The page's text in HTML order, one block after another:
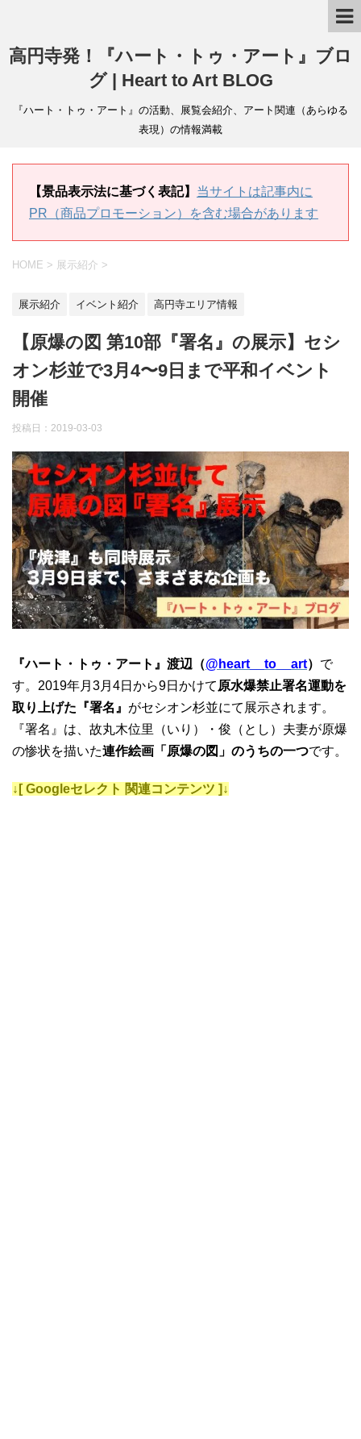
高円寺発！『ハート・トゥ・アート』ブロ
グ | Heart to Art BLOG
『ハート・トゥ・アート』の活動、展覧会紹介、アート関連（あらゆる
表現）の情報満載
【景品表示法に基づく表記】 当サイトは記事内に
PR（商品プロモーション）を含む場合があります
HOME > 展示紹介 >
展示紹介 イベント紹介 高円寺エリア情報
【原爆の図 第10部『署名』の展示】セシ
オン杉並で3月4〜9日まで平和イベント
開催
投稿日： 2019-03-03
『ハート・トゥ・アート』渡辺（@heart__to__art） で
す。2019年月3月4日から9日かけて 原水爆禁止署名運動を
取り上げた『署名』 がセシオン杉並にて展示されます。
『署名』は、故丸木位里（いり）・俊（とし）夫妻が原爆
の惨状を描いた連作絵画「原爆の図」のうちの一つです。
↓[ Googleセレクト 関連コンテンツ ]↓